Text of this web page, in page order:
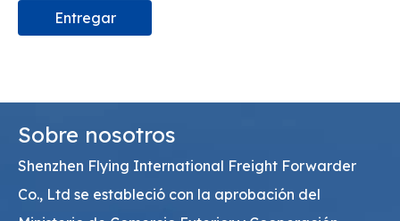
Entregar
Sobre nosotros
Shenzhen Flying International Freight Forwarder
Co., Ltd se estableció con la aprobación del